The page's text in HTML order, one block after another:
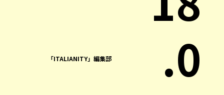
「ITALIANITY」編集部
.0